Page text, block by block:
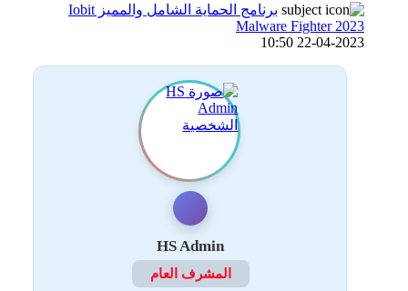
برنامج الحماية الشامل والمميز Iobit
Malware Fighter 2023
22-04-2023 10:50
HS Admin
المشرف العام